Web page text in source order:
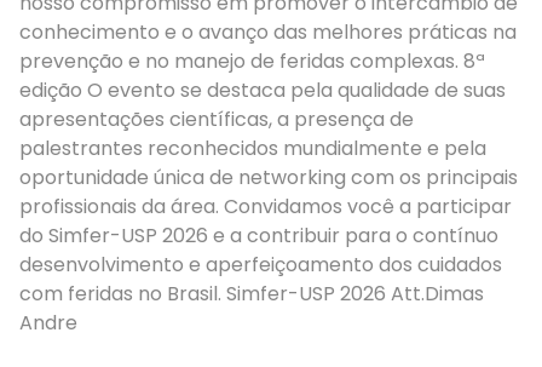
conhecimento e o avanço das melhores práticas na
prevenção e no manejo de feridas complexas. 8ª
edição O evento se destaca pela qualidade de suas
apresentações científicas, a presença de
palestrantes reconhecidos mundialmente e pela
oportunidade única de networking com os principais
profissionais da área. Convidamos você a participar
do Simfer-USP 2026 e a contribuir para o contínuo
desenvolvimento e aperfeiçoamento dos cuidados
com feridas no Brasil. Simfer-USP 2026 Att.Dimas
Andre